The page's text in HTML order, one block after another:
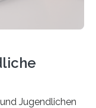
Jugendlichen